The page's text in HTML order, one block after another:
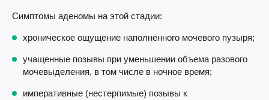
Симптомы аденомы на этой стадии:
хроническое ощущение наполненного мочевого пузыря;
учащенные позывы при уменьшении объема разового
мочевыделения, в том числе в ночное время;
императивные (нестерпимые) позывы к